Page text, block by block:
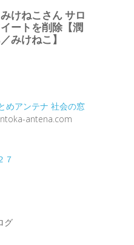
めアンテナ 社会の窓
antena.com
グ